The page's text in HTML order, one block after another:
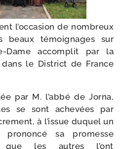
l’occasion de nom­breux
beaux témoi­gnages sur
​Dame accom­plit par la
le District de France
par M. l’abbé de Jorna,
se sont ache­vées par
à l’issue duquel un
sa pro­messe
que les autres l’ont